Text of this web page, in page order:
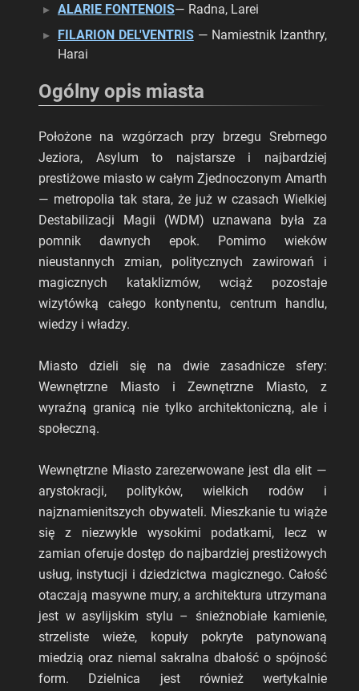
ALARIE FONTENOIS— Radna, Larei
FILARION DEL'VENTRIS— Namiestnik Izanthry,
Harai
Ogólny opis miasta
Położone na wzgórzach przy brzegu Srebrnego
Jeziora, Asylum to najstarsze i najbardziej
prestiżowe miasto w całym Zjednoczonym Amarth
— metropolia tak stara, że już w czasach Wielkiej
Destabilizacji Magii (WDM) uznawana była za
pomnik dawnych epok. Pomimo wieków
nieustannych zmian, politycznych zawirowań i
magicznych kataklizmów, wciąż pozostaje
wizytówką całego kontynentu, centrum handlu,
wiedzy i władzy.
Miasto dzieli się na dwie zasadnicze sfery:
Wewnętrzne Miasto i Zewnętrzne Miasto, z
wyraźną granicą nie tylko architektoniczną, ale i
społeczną.
Wewnętrzne Miasto zarezerwowane jest dla elit —
arystokracji, polityków, wielkich rodów i
najznamienitszych obywateli. Mieszkanie tu wiąże
się z niezwykle wysokimi podatkami, lecz w
zamian oferuje dostęp do najbardziej prestiżowych
usług, instytucji i dziedzictwa magicznego. Całość
otaczają masywne mury, a architektura utrzymana
jest w asylijskim stylu – śnieżnobiałe kamienie,
strzeliste wieże, kopuły pokryte patynowaną
miedzią oraz niemal sakralna dbałość o spójność
form. Dzielnica jest również wertykalnie